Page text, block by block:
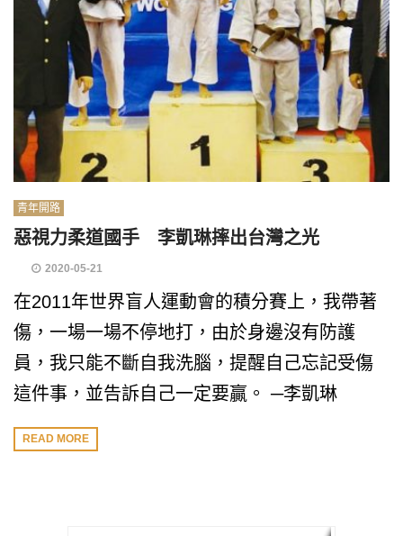
青年開路
惡視力柔道國手 李凱琳摔出台灣之光
2020-05-21
在2011年世界盲人運動會的積分賽上，我帶著
傷，一場一場不停地打，由於身邊沒有防護
員，我只能不斷自我洗腦，提醒自己忘記受傷
這件事，並告訴自己一定要贏。 ─李凱琳
READ MORE